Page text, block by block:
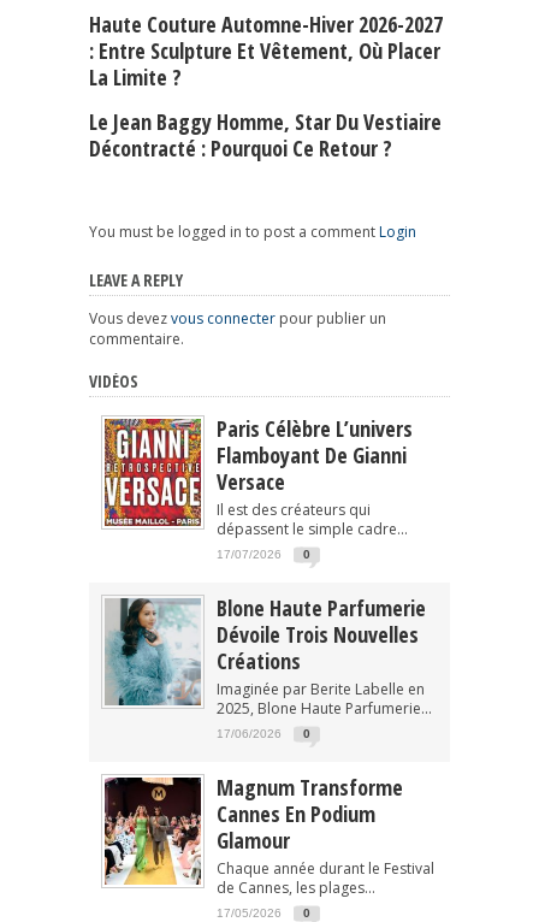
Haute Couture Automne-Hiver 2026-2027
: Entre Sculpture Et Vêtement, Où Placer
La Limite ?
Le Jean Baggy Homme, Star Du Vestiaire
Décontracté : Pourquoi Ce Retour ?
You must be logged in to post a commentLogin
LEAVE A REPLY
Vous devezvous connecter pour publier un
commentaire.
VIDÉOS
Paris Célèbre L’univers
Flamboyant De Gianni
Versace
Il est des créateurs qui
dépassent le simple cadre...
17/07/2026 0
Blone Haute Parfumerie
Dévoile Trois Nouvelles
Créations
Imaginée par Berite Labelle en
2025, Blone Haute Parfumerie...
17/06/2026 0
Magnum Transforme
Cannes En Podium
Glamour
Chaque année durant le Festival
de Cannes, les plages...
17/05/2026 0